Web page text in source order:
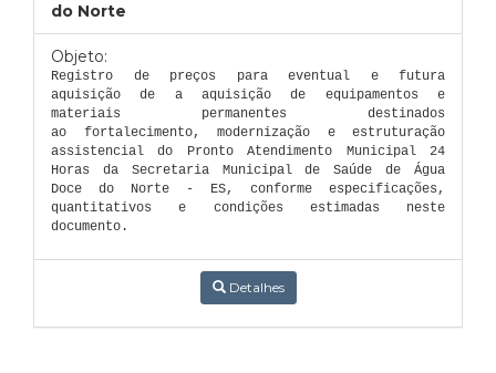
do Norte
Objeto:
Registro de preços para eventual e futura
aquisição de a aquisição de equipamentos e
materiais permanentes destinados
ao fortalecimento, modernização e estruturação
assistencial do Pronto Atendimento Municipal 24
Horas da Secretaria Municipal de Saúde de Água
Doce do Norte - ES, conforme especificações,
quantitativos e condições estimadas neste
documento.
Detalhes